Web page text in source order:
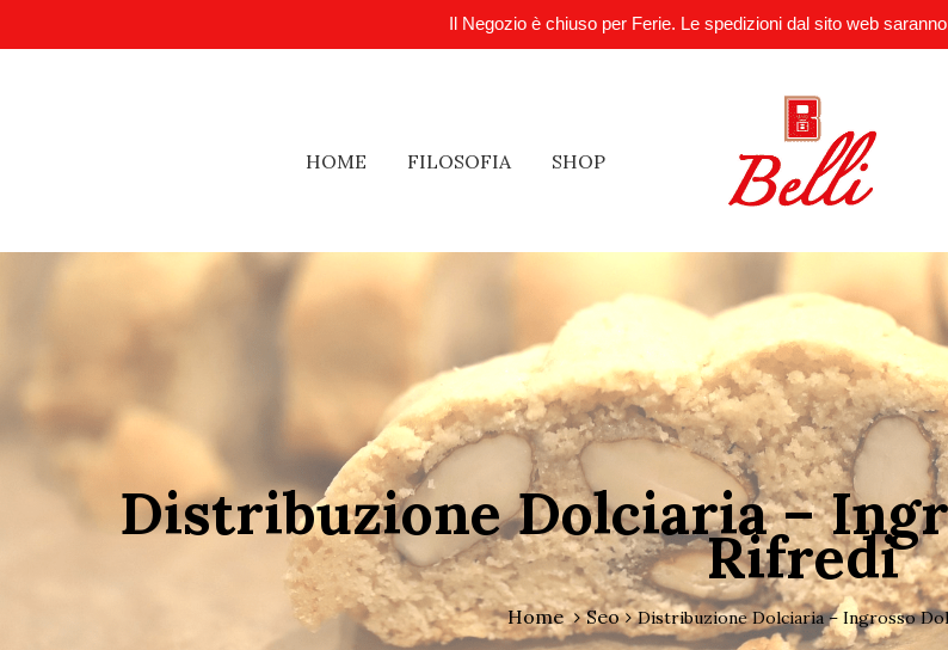
Il Negozio è chiuso per Ferie. Le spedizioni dal sito web
HOME FILOSOFIA SHOP
Distribuzione Dolciaria –
Rifredi
Home Seo Distribuzione Dolciaria – Ingrosso